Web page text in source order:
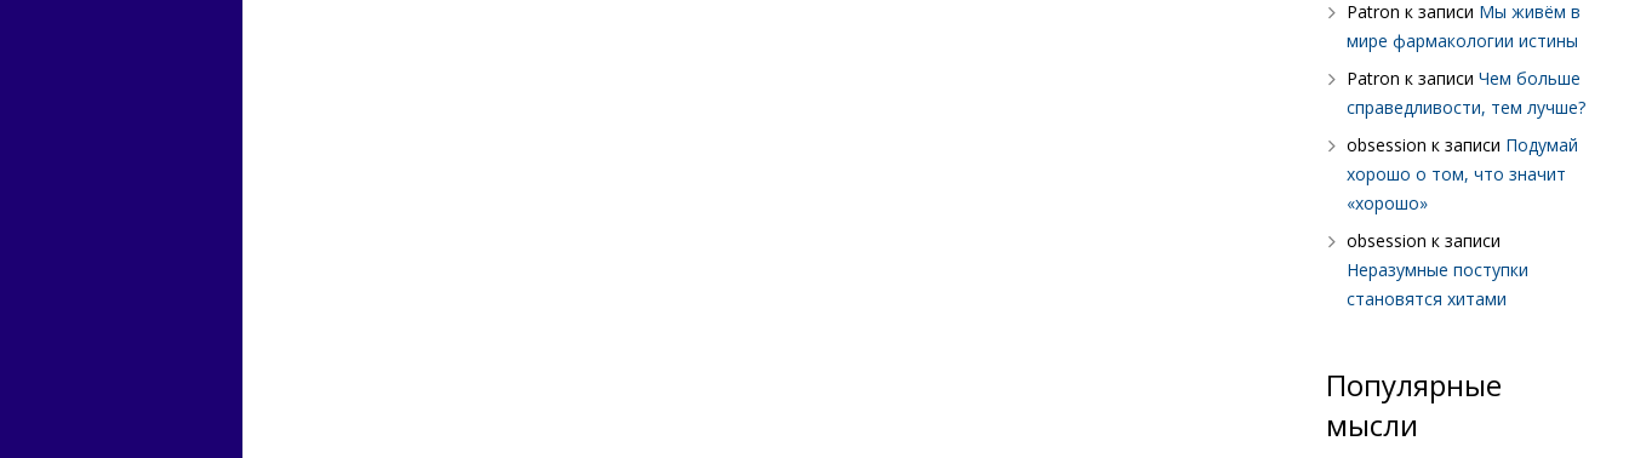
Patron к записи Мы живём в
мире фармакологии истины
Patron к записи Чем больше
справедливости, тем лучше?
obsession к записи Подумай
хорошо о том, что значит
«хорошо»
obsession к записи
Неразумные поступки
становятся хитами
Популярные
мысли